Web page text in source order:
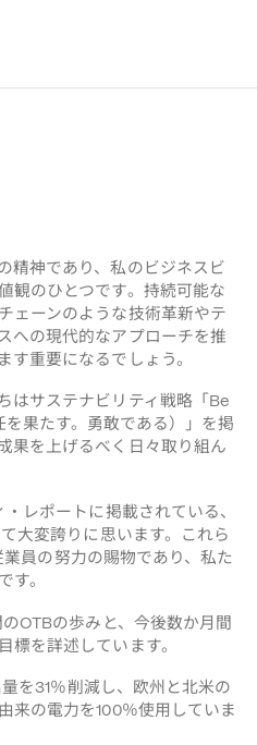
精神であり、私のビジネスビ
観のひとつです。持続可能な
ェーンのような技術革新やテ
への現代的なアプローチを推
重要になるでしょう。
はサステナビリティ戦略「Be
を果たす。勇敢である）
」を掲
果を上げるべく日々取り組ん
レポートに掲載されている、
大変誇りに思います。これら
業員の努力の賜物であり、私た
。
OTBの歩みと、今後数か月間
標を詳述しています。
を31％削減し、欧州と北米の
来の電力を100％使用していま